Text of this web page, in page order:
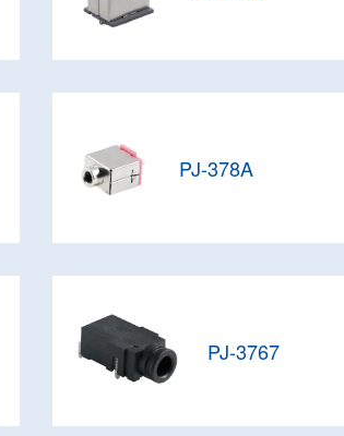
PJ-378A
PJ-3767